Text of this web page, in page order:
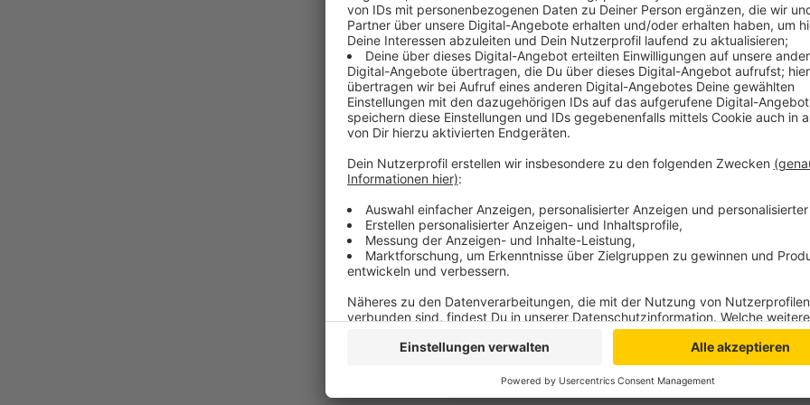
Rucksack packen, ab in den Flieger und mal
Marmulla aus Welver hat sich zusammen mit seiner
Südamerika erfüllt. Seit Januar tourt das Pärchen
Brasilien.
Anzeige
Timo Müller
Abenteuer Ausland: Marius macht ein
Anzeige